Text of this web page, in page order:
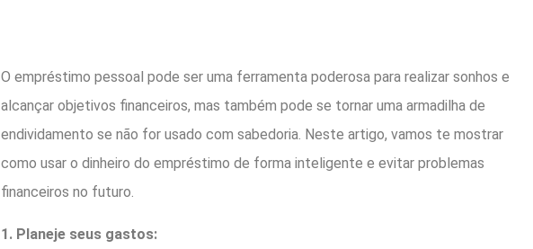
O empréstimo pessoal pode ser uma ferramenta poderosa para realizar sonhos e
alcançar objetivos financeiros, mas também pode se tornar uma armadilha de
endividamento se não for usado com sabedoria. Neste artigo, vamos te mostrar
como usar o dinheiro do empréstimo de forma inteligente e evitar problemas
financeiros no futuro.
1. Planeje seus gastos: